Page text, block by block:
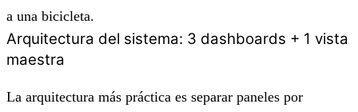
a una bicicleta.
Arquitectura del sistema: 3 dashboards + 1 vista
maestra
La arquitectura más práctica es separar paneles por